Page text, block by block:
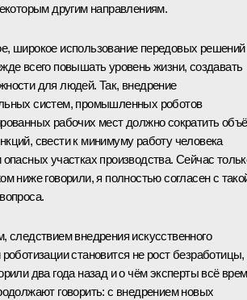
другим направлениям.
широкое использование передовых решений
всего повышать уровень жизни, создавать
для людей. Так, внедрение
систем, промышленных роботов
рабочих мест должно сократить
свести к минимуму работу человека
участках производства. Сейчас
ниже говорили, я полностью согласен с
следствием внедрения искусственного
роботизации становится не рост безработицы,
два года назад и о чём эксперты всё
говорить: с внедрением новых